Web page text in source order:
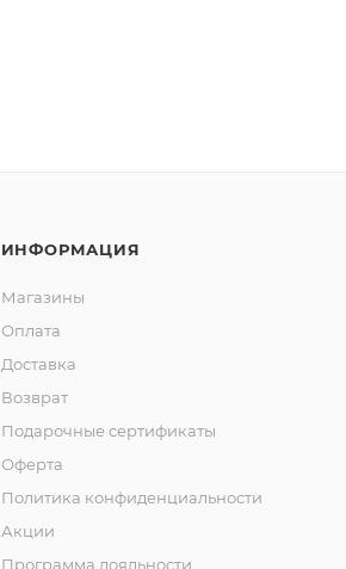
ИНФОРМАЦИЯ
Магазины
Оплата
Доставка
Возврат
Подарочные сертификаты
Оферта
Политика конфиденциальности
Акции
Программа лояльности